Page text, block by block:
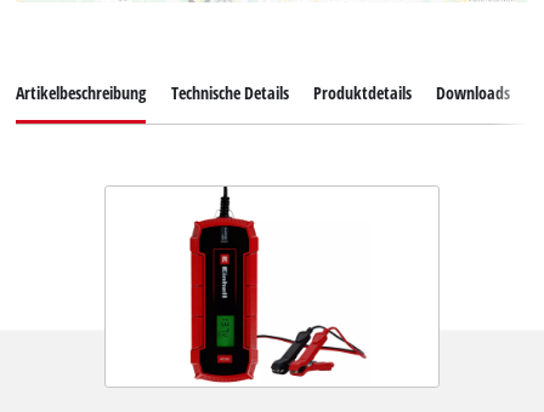
Artikelbeschreibung Technische Details Produktdetails Downloads